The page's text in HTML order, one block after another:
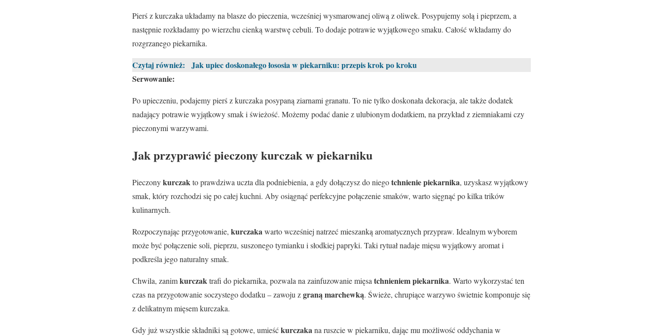
Pierś z kurczaka układamy na blasze do pieczenia, wcześniej wysmarowanej oliwą z oliwek. Posypujemy solą i pieprzem, a
następnie rozkładamy po wierzchu cienką warstwę cebuli. To dodaje potrawie wyjątkowego smaku. Całość wkładamy do
rozgrzanego piekarnika.
Czytaj również:
Jak upiec doskonałego łososia w piekarniku: przepis krok po kroku
Serwowanie:
Po upieczeniu, podajemy pierś z kurczaka posypaną ziarnami granatu. To nie tylko doskonała dekoracja, ale także dodatek
nadający potrawie wyjątkowy smak i świeżość. Możemy podać danie z ulubionym dodatkiem, na przykład z ziemniakami czy
pieczonymi warzywami.
Jak przyprawić pieczony kurczak w piekarniku
Pieczonykurczakto prawdziwa uczta dla podniebienia, a gdy dołączysz do niegotchnienie piekarnika, uzyskasz wyjątkowy
smak, który rozchodzi się po całej kuchni. Aby osiągnąć perfekcyjne połączenie smaków, warto sięgnąć po kilka trików
kulinarnych.
Rozpoczynając przygotowanie, kurczakawarto wcześniej natrzeć mieszanką aromatycznych przypraw. Idealnym wyborem
może być połączenie soli, pieprzu, suszonego tymianku i słodkiej papryki. Taki rytuał nadaje mięsu wyjątkowy aromat i
podkreśla jego naturalny smak.
Chwila, zanimkurczaktrafi do piekarnika, pozwala na zainfuzowanie mięsa tchnieniem piekarnika. Warto wykorzystać ten
czas na przygotowanie soczystego dodatku – zawoju zgraną marchewką. Świeże, chrupiące warzywo świetnie komponuje się
z delikatnym mięsem kurczaka.
Gdy już wszystkie składniki są gotowe, umieśćkurczakana ruszcie w piekarniku, dając mu możliwość oddychania w